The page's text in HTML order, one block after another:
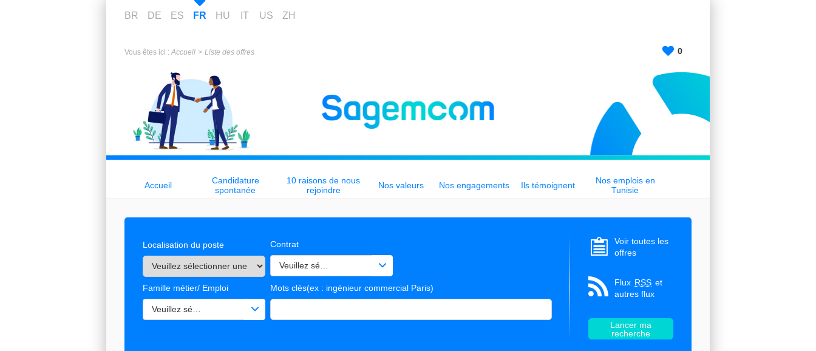
BR DE ES FR HU IT US ZH
Vous êtes ici : Accueil Liste des offres 0
Accueil
Candidature
spontanée
10 raisons de nous
rejoindre
Nos valeurs Nos engagements Ils témoignent
Nos emplois en
Tunisie
Localisation du poste Contrat
Veuillez sélectionner une ou des valeurs
Famille métier/ Emploi
Veuillez sélectionner une ou des valeurs
Mots clés(ex : ingénieur commercial Paris)
Voir toutes les
offres
Flux RSS et
autres flux